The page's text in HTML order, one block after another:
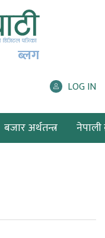
ब्लग
LOG IN
बजार अर्थतन्त्र नेपाली